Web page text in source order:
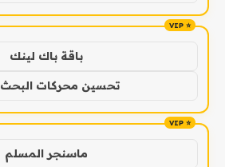
باقة باك لينك
تحسين محركات البحث SEO
ماسنجر المسلم